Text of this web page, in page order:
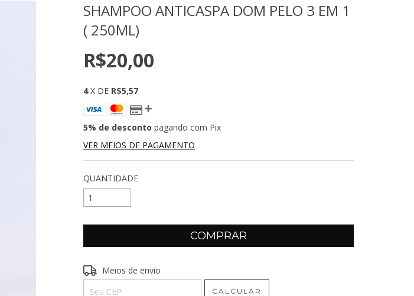
SHAMPOO ANTICASPA DOM PELO 3 EM 1
( 250ML)
R$20,00
4 X DE R$5,57
5% de desconto pagando com Pix
VER MEIOS DE PAGAMENTO
QUANTIDADE
Entregas para o CEP:
Meios de envio
CALCULAR